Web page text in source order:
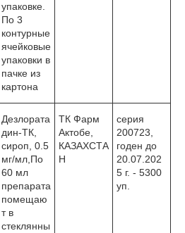
упаковке.
По 3
контурные
ячейковые
упаковки в
пачке из
картона
Дезлората
дин-ТК,
сироп, 0.5
мг/мл,По
60 мл
препарата
помещаю
т в
стеклянны
ТК Фарм
Актобе,
КАЗАХСТА
Н
серия
200723,
годен до
20.07.202
5 г. - 5300
уп.